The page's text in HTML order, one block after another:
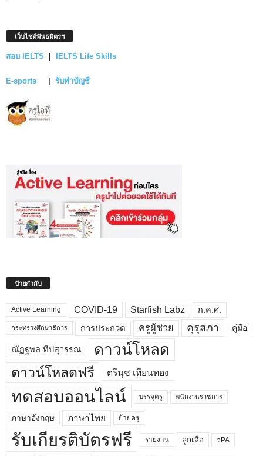
เว็บไซต์พันธมิตรฯ
สอบ IELTS IELTS Life Skills
E-sports รับทำบัญชี
ป้ายกำกับ
Active Learning COVID-19 Starfish Labz ก.ค.ศ.
กระทรวงศึกษาธิการ การประกวด ครูผู้ช่วย คุรุสภา คู่มือ
ณัฏฐพล ทีปสุวรรณ ดาวน์โหลด
ดาวน์โหลดฟรี ตรีนุช เทียนทอง
ทดสอบออนไลน์ บรรจุครู พนักงานราชการ
ภาษาอังกฤษ ภาษาไทย ย้ายครู
รับเกียรติบัตรฟรี รายงาน ลูกเสือ วPA